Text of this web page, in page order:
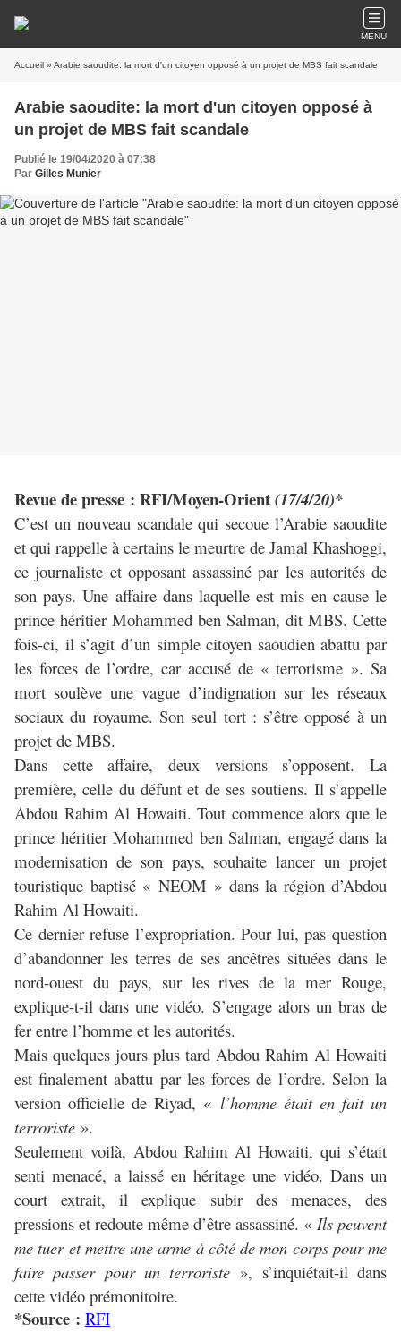
MENU
Accueil » Arabie saoudite: la mort d'un citoyen opposé à un projet de MBS fait scandale
Arabie saoudite: la mort d'un citoyen opposé à
un projet de MBS fait scandale
Publié le 19/04/2020 à 07:38
Par Gilles Munier
Revue de presse : RFI/Moyen-Orient(17/4/20)*
C’est un nouveau scandale qui secoue l’Arabie saoudite
et qui rappelle à certains le meurtre de Jamal Khashoggi,
ce journaliste et opposant assassiné par les autorités de
son pays. Une affaire dans laquelle est mis en cause le
prince héritier Mohammed ben Salman, dit MBS. Cette
fois-ci, il s’agit d’un simple citoyen saoudien abattu par
les forces de l’ordre, car accusé de « terrorisme ». Sa
mort soulève une vague d’indignation sur les réseaux
sociaux du royaume. Son seul tort : s’être opposé à un
projet de MBS.
Dans cette affaire, deux versions s’opposent. La
première, celle du défunt et de ses soutiens. Il s’appelle
Abdou Rahim Al Howaiti. Tout commence alors que le
prince héritier Mohammed ben Salman, engagé dans la
modernisation de son pays, souhaite lancer un projet
touristique baptisé « NEOM » dans la région d’Abdou
Rahim Al Howaiti.
Ce dernier refuse l’expropriation. Pour lui, pas question
d’abandonner les terres de ses ancêtres situées dans le
nord-ouest du pays, sur les rives de la mer Rouge,
explique-t-il dans une vidéo. S’engage alors un bras de
fer entre l’homme et les autorités.
Mais quelques jours plus tard Abdou Rahim Al Howaiti
est finalement abattu par les forces de l’ordre. Selon la
version officielle de Riyad, « l’homme était en fait un
terroriste ».
Seulement voilà, Abdou Rahim Al Howaiti, qui s’était
senti menacé, a laissé en héritage une vidéo. Dans un
court extrait, il explique subir des menaces, des
pressions et redoute même d’être assassiné. « Ils peuvent
me tuer et mettre une arme à côté de mon corps pour me
faire passer pour un terroriste », s’inquiétait-il dans
cette vidéo prémonitoire.
*Source : RFI